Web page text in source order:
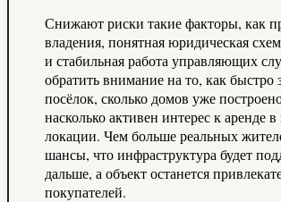
Снижают риски такие факторы, как
владения, понятная юридическая
и стабильная работа управляющих
обратить внимание на то, как быстро
посёлок, сколько домов уже
насколько активен интерес к аренде
локации. Чем больше реальных
шансы, что инфраструктура будет
дальше, а объект останется
покупателей.